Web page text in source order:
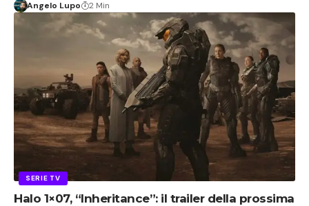
Angelo Lupo 2 Min
SERIE TV
Halo 1×07, “Inheritance”: il trailer della prossima